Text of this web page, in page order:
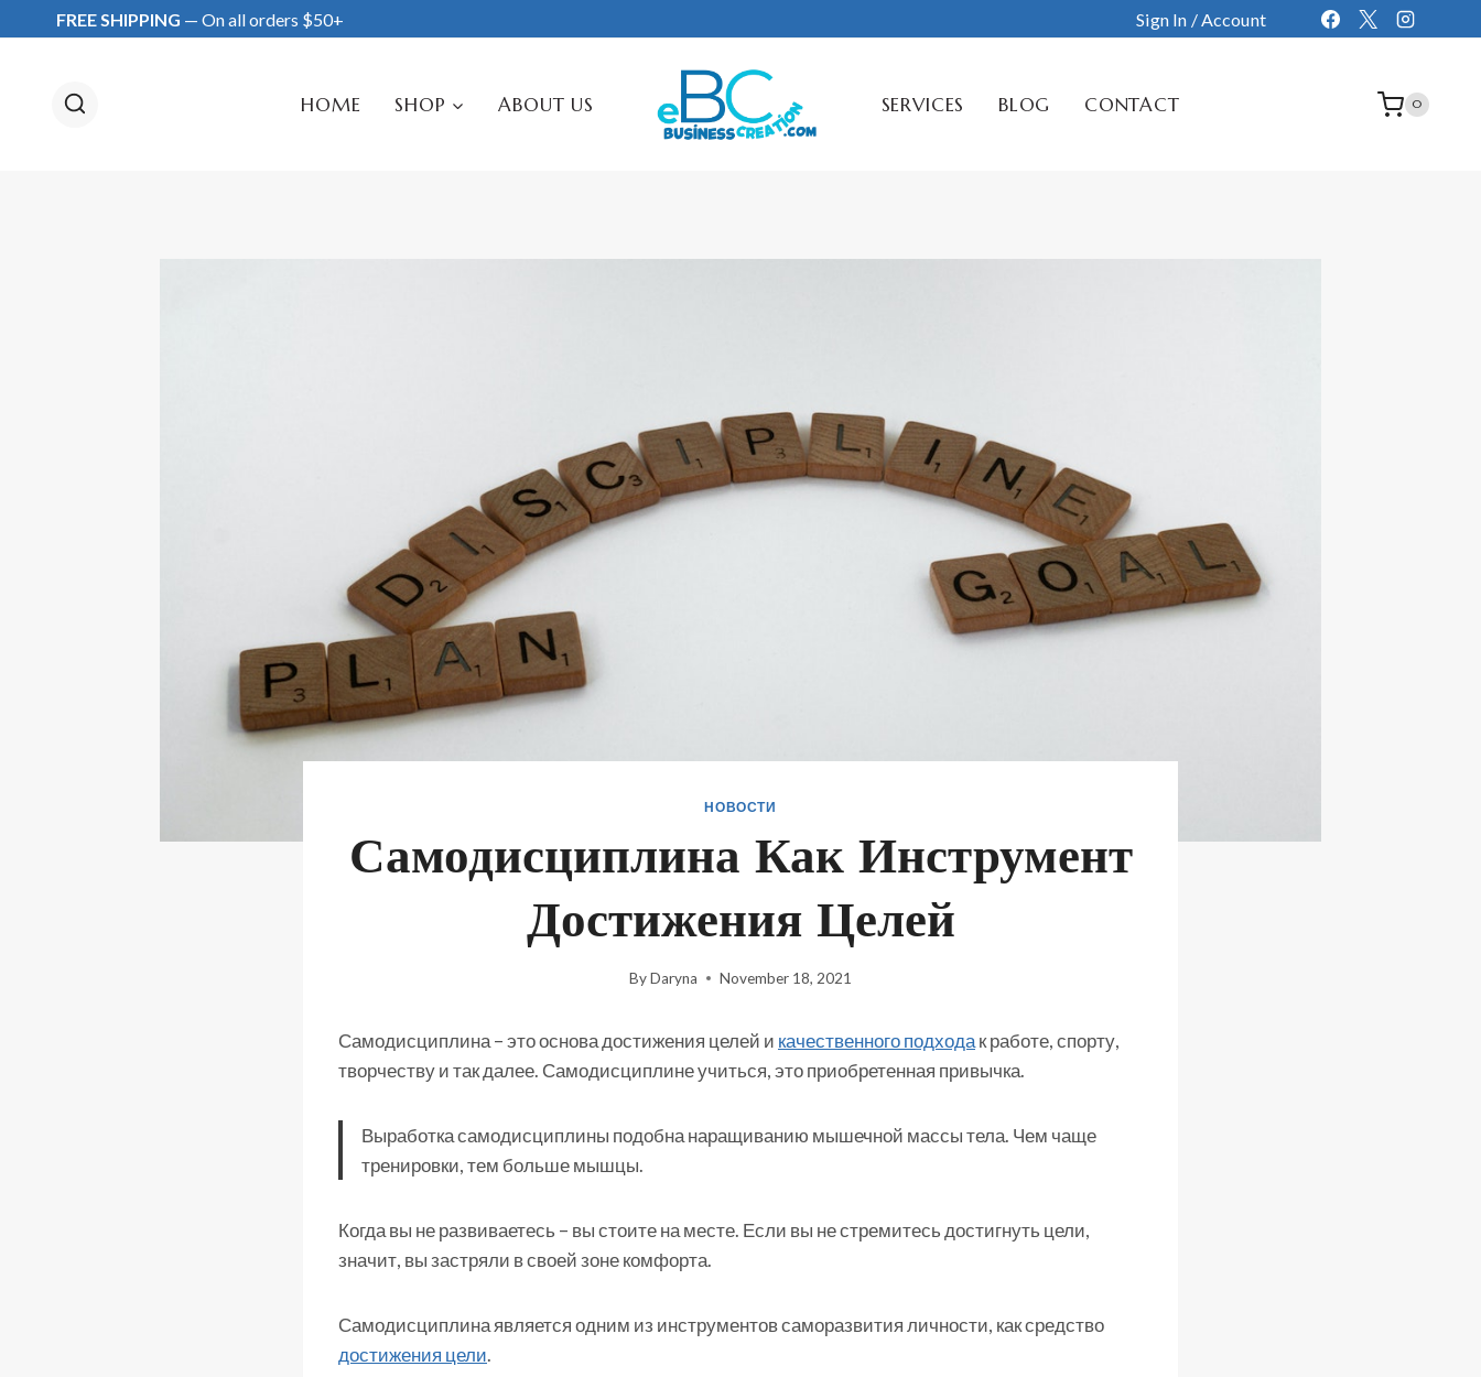
to
FREE SHIPPING — On all orders $50+ Sign In / Account
HOME SHOP ABOUT US SERVICES BLOG CONTACT 0
НОВОСТИ
Самодисциплина Как Инструмент
Достижения Целей
ByDaryna November 18, 2021
Самодисциплина – это основа достижения целей и качественного подходак работе, спорту,
творчеству и так далее. Самодисциплине учиться, это приобретенная привычка.
Выработка самодисциплины подобна наращиванию мышечной массы тела. Чем чаще
тренировки, тем больше мышцы.
Когда вы не развиваетесь – вы стоите на месте. Если вы не стремитесь достигнуть цели,
значит, вы застряли в своей зоне комфорта.
Самодисциплина является одним из инструментов саморазвития личности, как средство
достижения цели.